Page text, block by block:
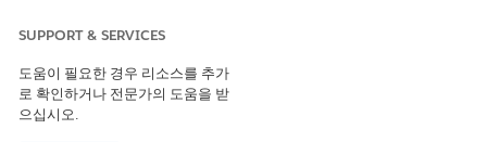
SUPPORT & SERVICES
도움이 필요한 경우 리소스를 추가
로 확인하거나 전문가의 도움을 받
으십시오.